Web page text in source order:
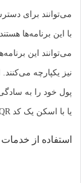
می‌توانند برای
با این برنامه‌ها
نیز یکپارچه می‌کنند.
پول خود را به سادگی
یا با اسکن یک کد QR به تلفن خود متصل کنند.
استفاده از خدمات